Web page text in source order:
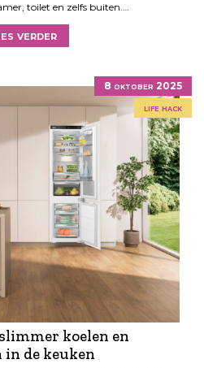
toilet en zelfs buiten.…
verder
8 oktober 2025
life hack
koelen en
de keuken